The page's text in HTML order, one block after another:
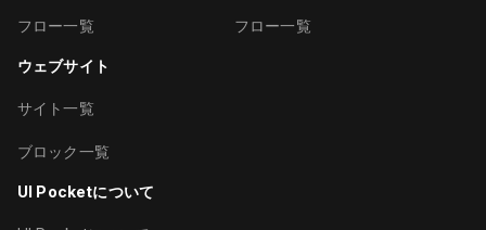
フロー一覧 フロー一覧
ウェブサイト
サイト一覧
ブロック一覧
UI Pocketについて